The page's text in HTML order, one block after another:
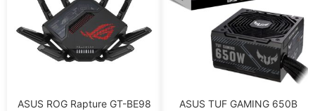
ASUS ROG Rapture GT-BE98
ASUS TUF GAMING 650B